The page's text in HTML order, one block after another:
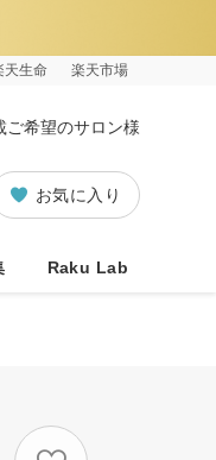
天生命 楽天市場
ご希望のサロン様
お気に入り
Raku Lab